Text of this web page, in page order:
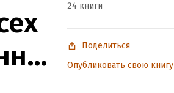
24 книги
Поделиться
Опубликовать свою книгу